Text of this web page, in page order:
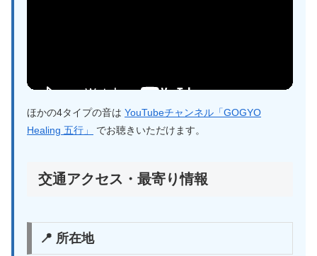
ほかの4タイプの音は YouTubeチャンネル「GOGYO
Healing 五行」
でお聴きいただけます。
交通アクセス・最寄り情報
📍 所在地